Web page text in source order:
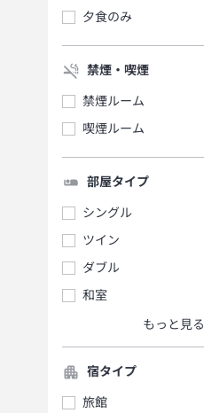
夕食のみ
禁煙・喫煙
禁煙ルーム
喫煙ルーム
部屋タイプ
シングル
ツイン
ダブル
和室
もっと見る
宿タイプ
旅館